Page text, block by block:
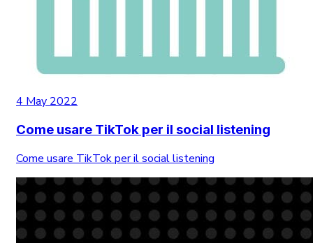
4 May 2022
Come usare TikTok per il social listening
Come usare TikTok per il social listening